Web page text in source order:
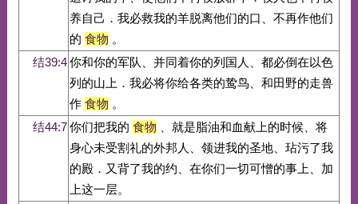
养自己．我必救我的羊脱离他们的口、不再作他们
的 食物 。
结39:4你和你的军队、并同着你的列国人、都必倒在以色
列的山上．我必将你给各类的鸷鸟、和田野的走兽
作 食物 。
结44:7你们把我的 食物 、就是脂油和血献上的时候、将
身心未受割礼的外邦人、领进我的圣地、玷污了我
的殿．又背了我的约、在你们一切可憎的事上、加
上这一层。